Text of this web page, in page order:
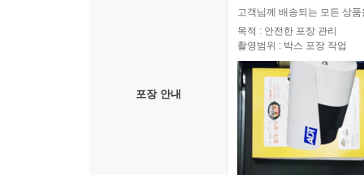
포장 안내
고객님께 배송되는 모든 상
목적 : 안전한 포장 관리
촬영범위 : 박스 포장 작업